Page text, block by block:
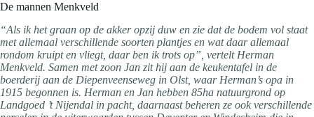
De mannen Menkveld
“Als ik het graan op de akker opzij duw en zie dat de bodem vol staat
met allemaal verschillende soorten plantjes en wat daar allemaal
rondom kruipt en vliegt, daar ben ik trots op”, vertelt Herman
Menkveld. Samen met zoon Jan zit hij aan de keukentafel in de
boerderij aan de Diepenveenseweg in Olst, waar Herman’s opa in
1915 begonnen is. Herman en Jan hebben 85ha natuurgrond op
Landgoed ’t Nijendal in pacht, daarnaast beheren ze ook verschillende